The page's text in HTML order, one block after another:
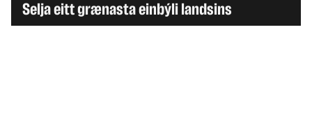
Selja eitt grænasta einbýli landsins